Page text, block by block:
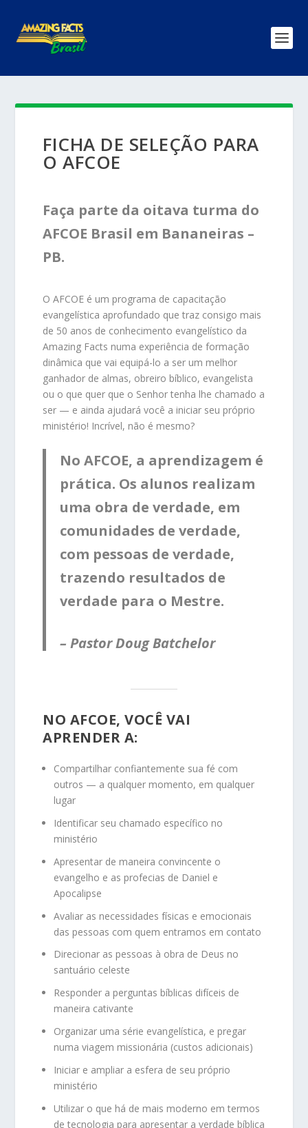
FICHA DE SELEÇÃO PARA
O AFCOE
Faça parte da oitava turma do
AFCOE Brasil em Bananeiras –
PB.
O AFCOE é um programa de capacitação
evangelística aprofundado que traz consigo mais
de 50 anos de conhecimento evangelístico da
Amazing Facts numa experiência de formação
dinâmica que vai equipá-lo a ser um melhor
ganhador de almas, obreiro bíblico, evangelista
ou o que quer que o Senhor tenha lhe chamado a
ser — e ainda ajudará você a iniciar seu próprio
ministério! Incrível, não é mesmo?
No AFCOE, a aprendizagem é
prática. Os alunos realizam
uma obra de verdade, em
comunidades de verdade,
com pessoas de verdade,
trazendo resultados de
verdade para o Mestre.
– Pastor Doug Batchelor
NO AFCOE, VOCÊ VAI
APRENDER A:
Compartilhar confiantemente sua fé com
outros — a qualquer momento, em qualquer
lugar
Identificar seu chamado específico no
ministério
Apresentar de maneira convincente o
evangelho e as profecias de Daniel e
Apocalipse
Avaliar as necessidades físicas e emocionais
das pessoas com quem entramos em contato
Direcionar as pessoas à obra de Deus no
santuário celeste
Responder a perguntas bíblicas difíceis de
maneira cativante
Organizar uma série evangelística, e pregar
numa viagem missionária (custos adicionais)
Iniciar e ampliar a esfera de seu próprio
ministério
Utilizar o que há de mais moderno em termos
de tecnologia para apresentar a verdade bíblica